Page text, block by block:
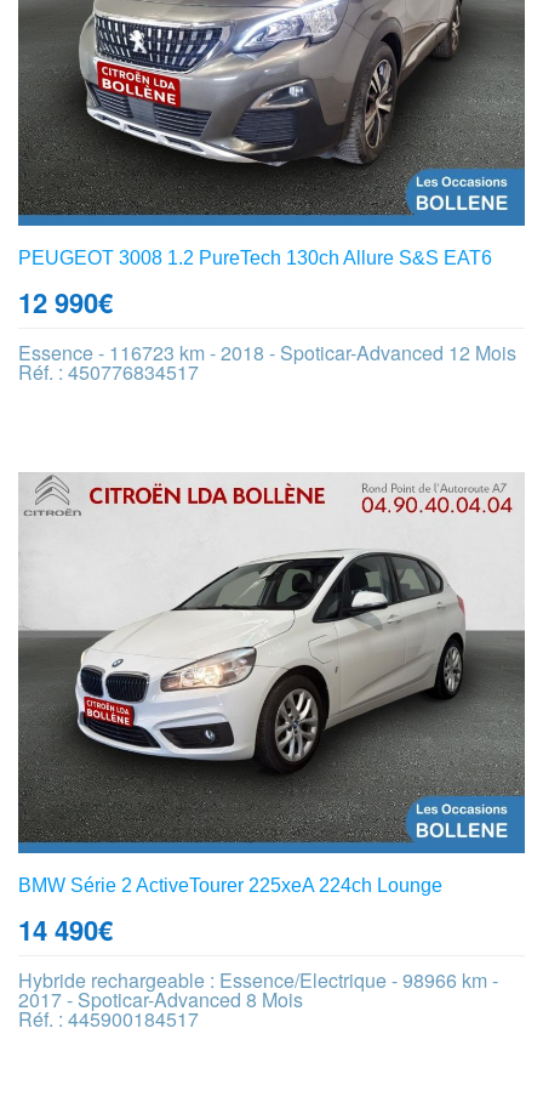
PEUGEOT 3008 1.2 PureTech 130ch Allure S&S EAT6
12 990€
Essence - 116723 km - 2018 - Spoticar-Advanced 12 Mois
Réf. : 450776834517
BMW Série 2 ActiveTourer 225xeA 224ch Lounge
14 490€
Hybride rechargeable : Essence/Electrique - 98966 km -
2017 - Spoticar-Advanced 8 Mois
Réf. : 445900184517